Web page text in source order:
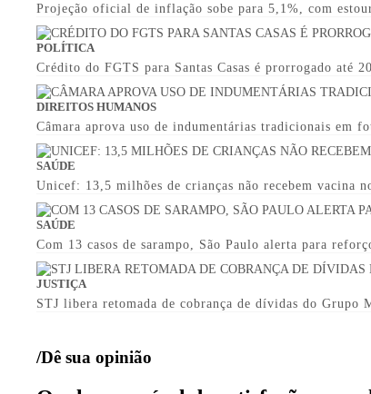
Projeção oficial de inflação sobe para 5,1%, com
POLÍTICA
Crédito do FGTS para Santas Casas é prorrogado até
DIREITOS HUMANOS
Câmara aprova uso de indumentárias tradicionais em
SAÚDE
Unicef: 13,5 milhões de crianças não recebem vacina
SAÚDE
Com 13 casos de sarampo, São Paulo alerta para
JUSTIÇA
STJ libera retomada de cobrança de dívidas do Grupo
/Dê sua opinião